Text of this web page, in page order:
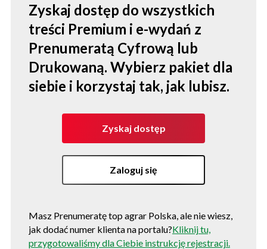
Zyskaj dostęp do wszystkich
treści Premium i e-wydań z
Prenumeratą Cyfrową lub
Drukowaną. Wybierz pakiet dla
siebie i korzystaj tak, jak lubisz.
Zyskaj dostęp
Zaloguj się
Masz Prenumeratę top agrar Polska, ale nie wiesz,
jak dodać numer klienta na portalu?Kliknij tu,
przygotowaliśmy dla Ciebie instrukcję rejestracji.